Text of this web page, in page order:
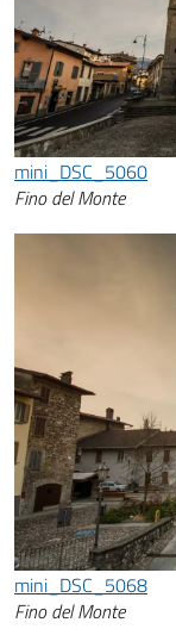
mini_DSC_5060
Fino del Monte
mini_DSC_5068
Fino del Monte